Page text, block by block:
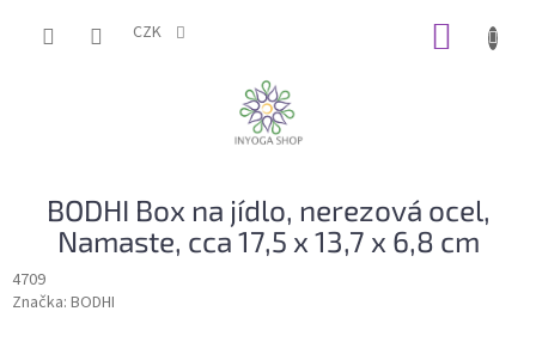
CZK
BODHI Box na jídlo, nerezová ocel,
Namaste, cca 17,5 x 13,7 x 6,8 cm
4709
Značka: BODHI